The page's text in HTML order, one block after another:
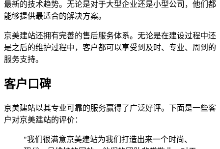
最新的技术趋势。无论是对于大型企业还是小型公司，他们都
能够提供最适合的解决方案。
京美建站还拥有完善的售后服务体系。无论是在建设过程中还
是之后的维护过程中，客户都可以享受到及时、专业、周到的
服务支持。
客户口碑
京美建站以其专业可靠的服务赢得了广泛好评。下面是一些客
户对京美建站的评价：
"我们很满意京美建站为我们打造出来一个时尚、